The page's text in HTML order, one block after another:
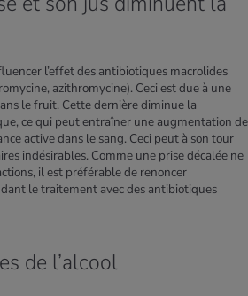
l’effet des antibiotiques macrolides
azithromycine). Ceci est due à une
le fruit. Cette dernière diminue la
ce qui peut entraîner une augmentation de
active dans le sang. Ceci peut à son tour
indésirables. Comme une prise décalée ne
il est préférable de renoncer
le traitement avec des antibiotiques
de l’alcool